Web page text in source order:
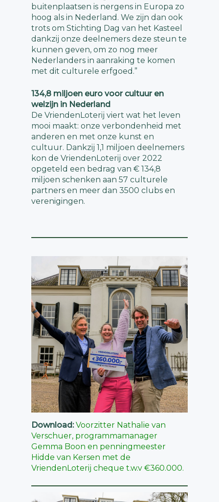
buitenplaatsen is nergens in Europa zo
hoog als in Nederland. We zijn dan ook
trots om Stichting Dag van het Kasteel
dankzij onze deelnemers deze steun te
kunnen geven, om zo nog meer
Nederlanders in aanraking te komen
met dit culturele erfgoed.”
134,8 miljoen euro voor cultuur en
welzijn in Nederland
De VriendenLoterij viert wat het leven
mooi maakt: onze verbondenheid met
anderen en met onze kunst en
cultuur. Dankzij 1,1 miljoen deelnemers
kon de VriendenLoterij over 2022
opgeteld een bedrag van € 134,8
miljoen schenken aan 57 culturele
partners en meer dan 3500 clubs en
verenigingen.
Download: Voorzitter Nathalie van
Verschuer, programmamanager
Gemma Boon en penningmeester
Hidde van Kersen met de
VriendenLoterij cheque t.w.v €360.000.